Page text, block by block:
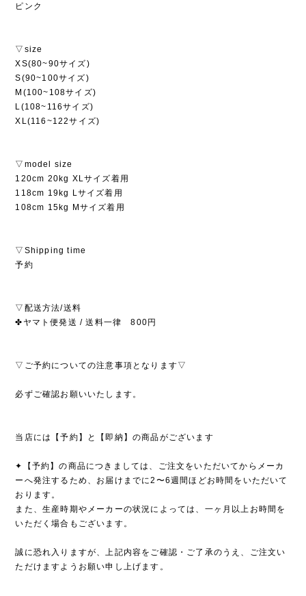
ピンク
▽size
XS(80~90サイズ)
S(90~100サイズ)
M(100~108サイズ)
L(108~116サイズ)
XL(116~122サイズ)
▽model size
120cm 20kg XLサイズ着用
118cm 19kg Lサイズ着用
108cm 15kg Mサイズ着用
▽Shipping time
予約
▽配送方法/送料
✤ヤマト便発送 / 送料一律 800円
▽ご予約についての注意事項となります▽
必ずご確認お願いいたします。
当店には【予約】と【即納】の商品がございます
✦【予約】の商品につきましては、ご注文をいただいてからメーカ
ーへ発注するため、お届けまでに2〜6週間ほどお時間をいただいて
おります。
また、生産時期やメーカーの状況によっては、一ヶ月以上お時間を
いただく場合もございます。
誠に恐れ入りますが、上記内容をご確認・ご了承のうえ、ご注文い
ただけますようお願い申し上げます。